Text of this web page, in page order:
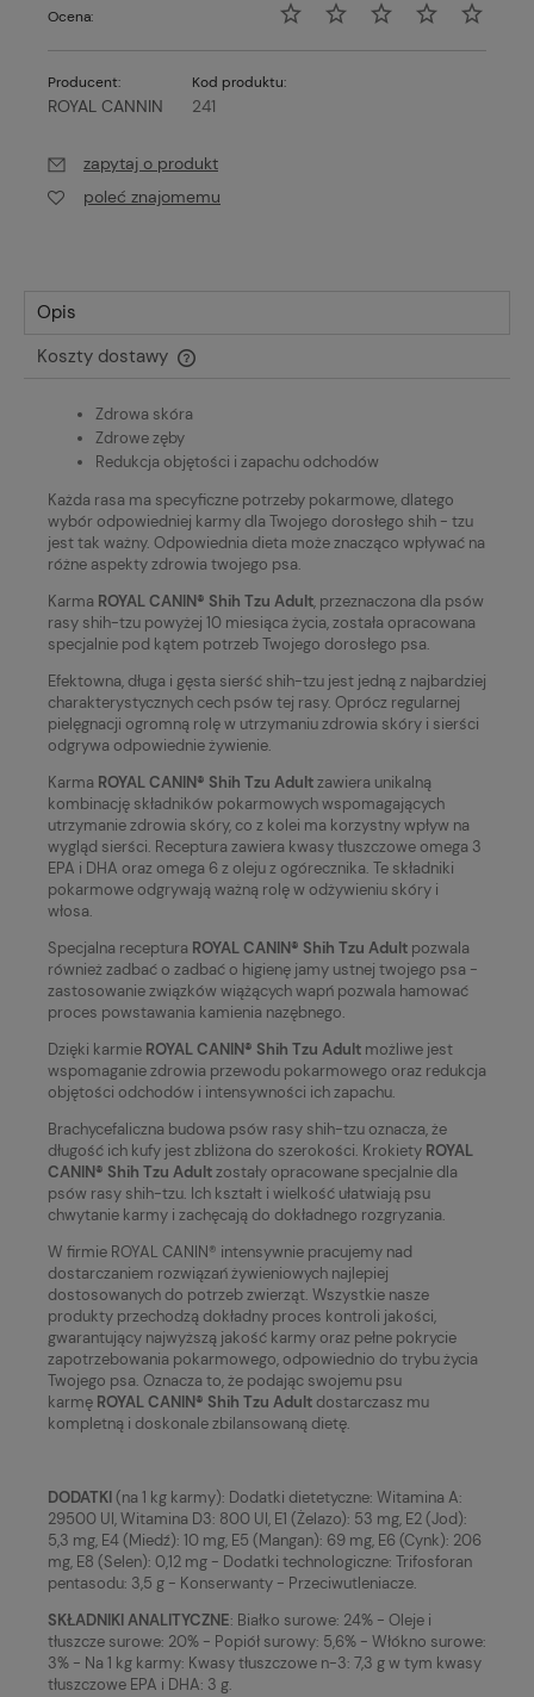
Ocena:
Producent:
ROYAL CANNIN
Kod produktu:
241
zapytaj o produkt
poleć znajomemu
Opis
Koszty dostawy
Cena nie zawiera ewentualnych kosztów płatności
Zdrowa skóra
Zdrowe zęby
Redukcja objętości i zapachu odchodów
Każda rasa ma specyficzne potrzeby pokarmowe, dlatego
wybór odpowiedniej karmy dla Twojego dorosłego shih - tzu
jest tak ważny. Odpowiednia dieta może znacząco wpływać na
różne aspekty zdrowia twojego psa.
Karma ROYAL CANIN® Shih Tzu Adult, przeznaczona dla psów
rasy shih-tzu powyżej 10 miesiąca życia, została opracowana
specjalnie pod kątem potrzeb Twojego dorosłego psa.
Efektowna, długa i gęsta sierść shih-tzu jest jedną z najbardziej
charakterystycznych cech psów tej rasy. Oprócz regularnej
pielęgnacji ogromną rolę w utrzymaniu zdrowia skóry i sierści
odgrywa odpowiednie żywienie.
Karma ROYAL CANIN® Shih Tzu Adultzawiera unikalną
kombinację składników pokarmowych wspomagających
utrzymanie zdrowia skóry, co z kolei ma korzystny wpływ na
wygląd sierści. Receptura zawiera kwasy tłuszczowe omega 3
EPA i DHA oraz omega 6 z oleju z ogórecznika. Te składniki
pokarmowe odgrywają ważną rolę w odżywieniu skóry i
włosa.
Specjalna receptura ROYAL CANIN® Shih Tzu Adult pozwala
również zadbać o zadbać o higienę jamy ustnej twojego psa -
zastosowanie związków wiążących wapń pozwala hamować
proces powstawania kamienia nazębnego.
Dzięki karmie ROYAL CANIN® Shih Tzu Adult możliwe jest
wspomaganie zdrowia przewodu pokarmowego oraz redukcja
objętości odchodów i intensywności ich zapachu.
Brachycefaliczna budowa psów rasy shih-tzu oznacza, że
długość ich kufy jest zbliżona do szerokości. Krokiety ROYAL
CANIN® Shih Tzu Adultzostały opracowane specjalnie dla
psów rasy shih-tzu. Ich kształt i wielkość ułatwiają psu
chwytanie karmy i zachęcają do dokładnego rozgryzania.
W firmie ROYAL CANIN® intensywnie pracujemy nad
dostarczaniem rozwiązań żywieniowych najlepiej
dostosowanych do potrzeb zwierząt. Wszystkie nasze
produkty przechodzą dokładny proces kontroli jakości,
gwarantujący najwyższą jakość karmy oraz pełne pokrycie
zapotrzebowania pokarmowego, odpowiednio do trybu życia
Twojego psa. Oznacza to, że podając swojemu psu
karmę ROYAL CANIN® Shih Tzu Adultdostarczasz mu
kompletną i doskonale zbilansowaną dietę.
DODATKI(na 1 kg karmy): Dodatki dietetyczne: Witamina A:
29500 UI, Witamina D3: 800 UI, E1 (Żelazo): 53 mg, E2 (Jod):
5,3 mg, E4 (Miedź): 10 mg, E5 (Mangan): 69 mg, E6 (Cynk): 206
mg, E8 (Selen): 0,12 mg - Dodatki technologiczne: Trifosforan
pentasodu: 3,5 g - Konserwanty - Przeciwutleniacze.
SKŁADNIKI ANALITYCZNE: Białko surowe: 24% - Oleje i
tłuszcze surowe: 20% - Popiół surowy: 5,6% - Włókno surowe:
3% - Na 1 kg karmy: Kwasy tłuszczowe n-3: 7,3 g w tym kwasy
tłuszczowe EPA i DHA: 3 g.